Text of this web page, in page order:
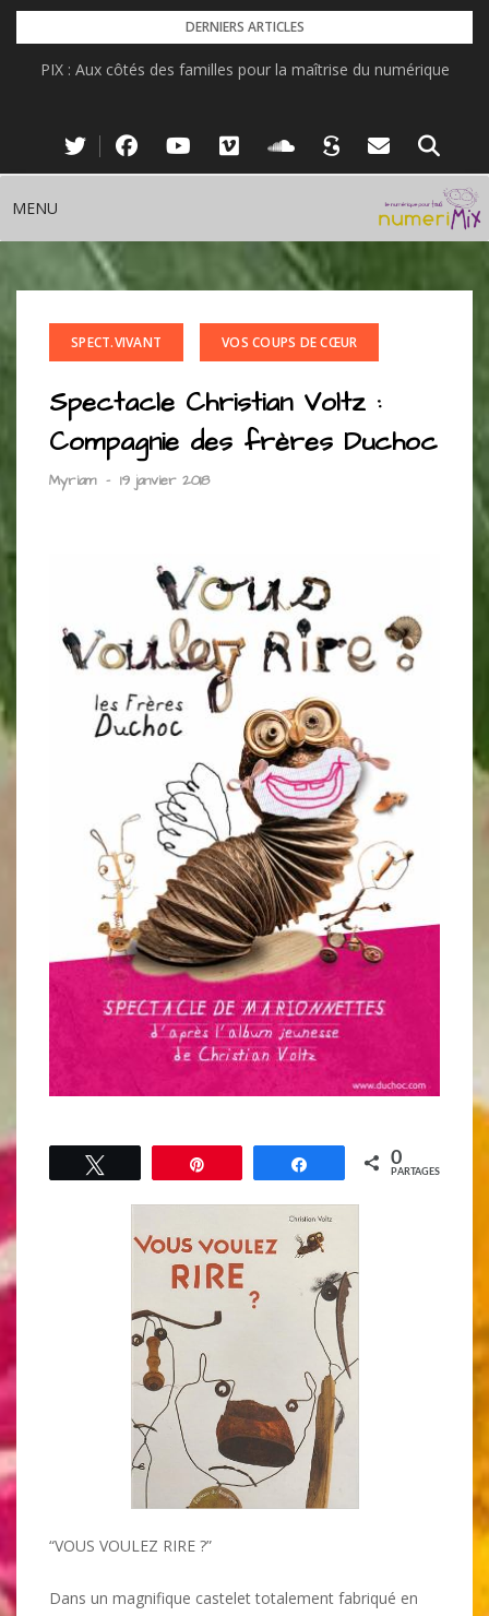
Skip
content
DERNIERS ARTICLES
PIX : Aux côtés des familles pour la maîtrise du numérique
MENU
SPECT.VIVANT VOS COUPS DE CŒUR
Spectacle Christian Voltz :
Compagnie des frères Duchoc
Myriam - 19 janvier 2018
Partagez 0
PARTAGES
“VOUS VOULEZ RIRE ?”
Dans un magnifique castelet totalement fabriqué en